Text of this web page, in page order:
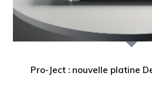
Pro-Ject : nouvelle platine